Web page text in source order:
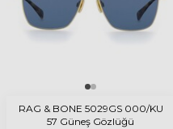
RAG & BONE 5029GS 000/KU
57 Güneş Gözlüğü